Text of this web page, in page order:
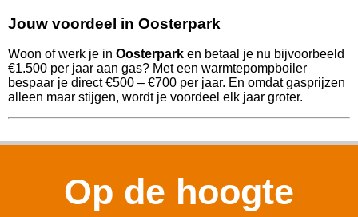
Jouw voordeel in Oosterpark
Woon of werk je in Oosterpark en betaal je nu bijvoorbeeld
€1.500 per jaar aan gas? Met een warmtepompboiler
bespaar je direct €500 – €700 per jaar. En omdat gasprijzen
alleen maar stijgen, wordt je voordeel elk jaar groter.
Op de hoogte